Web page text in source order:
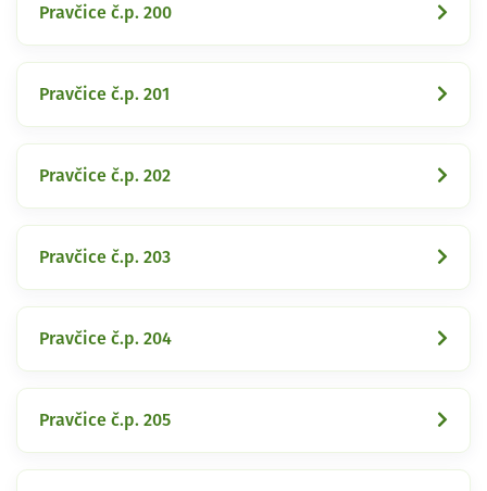
Pravčice č.p. 200
Pravčice č.p. 201
Pravčice č.p. 202
Pravčice č.p. 203
Pravčice č.p. 204
Pravčice č.p. 205